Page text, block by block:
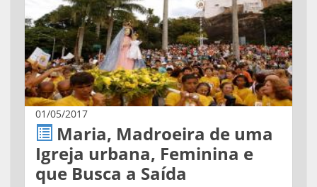
01/05/2017
Maria, Madroeira de uma
Igreja urbana, Feminina e
que Busca a Saída